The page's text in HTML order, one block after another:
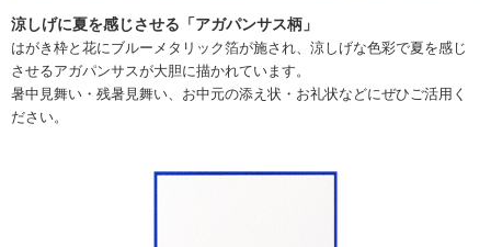
涼しげに夏を感じさせる「アガパンサス柄」
はがき枠と花にブルーメタリック箔が施され、涼しげな色彩で夏を感じ
させるアガパンサスが大胆に描かれています。
暑中見舞い・残暑見舞い、お中元の添え状・お礼状などにぜひご活用く
ださい。